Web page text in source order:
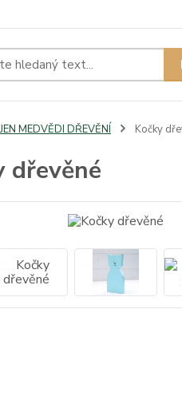
MEDVĚDI DŘEVĚNÍ Kočky
dřevěné